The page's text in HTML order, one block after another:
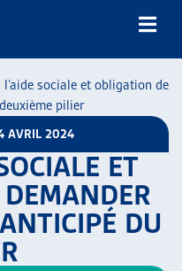
l’aide sociale et obligation de
pilier
AVRIL 2024
ET
DU